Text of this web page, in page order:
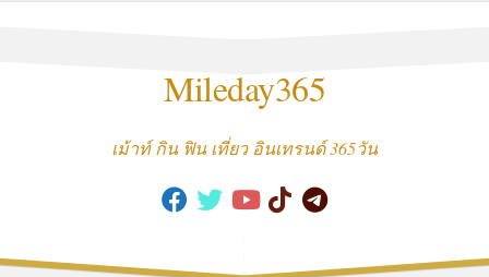
Mileday365
เม้าท์ กิน ฟิน เที่ยว อินเทรนด์ 365วัน